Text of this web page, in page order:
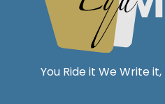
You Ride it We Write